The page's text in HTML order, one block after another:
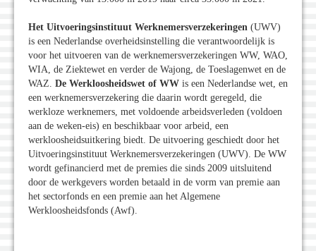
Het Uitvoeringsinstituut Werknemersverzekeringen (UWV)
is een Nederlandse overheidsinstelling die verantwoordelijk is
voor het uitvoeren van de werknemersverzekeringen WW, WAO,
WIA, de Ziektewet en verder de Wajong, de Toeslagenwet en de
WAZ. De Werkloosheidswet of WW is een Nederlandse wet, en
een werknemersverzekering die daarin wordt geregeld, die
werkloze werknemers, met voldoende arbeidsverleden (voldoen
aan de weken-eis) en beschikbaar voor arbeid, een
werkloosheidsuitkering biedt. De uitvoering geschiedt door het
Uitvoeringsinstituut Werknemersverzekeringen (UWV). De WW
wordt gefinancierd met de premies die sinds 2009 uitsluitend
door de werkgevers worden betaald in de vorm van premie aan
het sectorfonds en een premie aan het Algemene
Werkloosheidsfonds (Awf).